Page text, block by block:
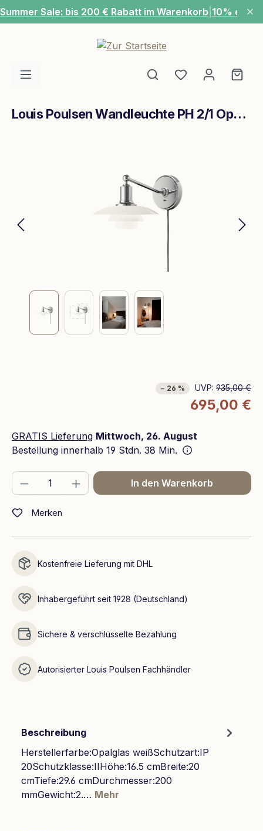
Zum Hauptinhalt springen
Summer Sale: bis 200 € Rabatt im Warenkorb 10% extra
Du hast 0
Louis Poulsen Wandleuchte PH 2/1 Opalglas weiß
− 26 % UVP: 935,00 €
695,00 €
GRATIS Lieferung Mittwoch, 26. August
Bestellung innerhalb 19 Stdn. 38 Min.
Produkt Anzahl: Gib den gewünschten
In den Warenkorb
Merken
Kostenfreie Lieferung mit DHL
Inhabergeführt seit 1928 (Deutschland)
Sichere & verschlüsselte Bezahlung
Autorisierter Louis Poulsen Fachhändler
Beschreibung
Herstellerfarbe:Opalglas weißSchutzart:IP
20Schutzklasse:IIHöhe:16.5 cmBreite:20
cmTiefe:29.6 cmDurchmesser:200
mmGewicht:2.… Mehr